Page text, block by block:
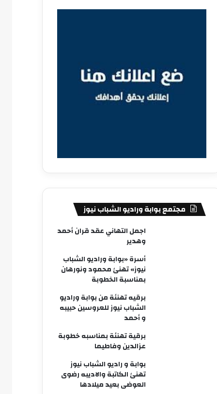
مجتمع بوابة وراديو الشباب نيوز
اجمل التهاني عقد قران أحمد
وهدير
أسرة «بوابة وراديو الشباب
نيوز» تهنئ محمود ونورهان
بمناسبة الخطوبة
برقيه تهنئة من بوابة وراديو
الشباب نيوز للعروسين حبيبه
و أحمد
برقية تهنئة بمناسبه خطوبة
عزالدين وفاطيما
بوابة و راديو الشباب نيوز
تهنئ الكاتبة والاديبه رضوى
العوضى بعيد ميلادها